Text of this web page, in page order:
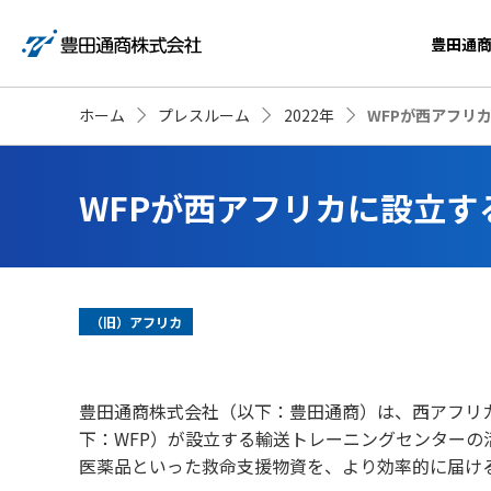
豊田通
ホーム プレスルーム 2022年 WFPが西アフリ
WFPが西アフリカに設立
（旧）アフリカ
豊田通商株式会社（以下：豊田通商）は、西アフ
下：WFP）が設立する輸送トレーニングセンター
医薬品といった救命支援物資を、より効率的に届け